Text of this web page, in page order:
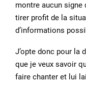
montre aucun signe
tirer profit de la
d’informations
J’opte donc pour la
que je veux savoir
faire chanter et lui